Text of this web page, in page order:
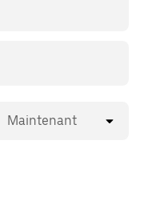
Maintenant